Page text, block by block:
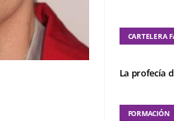
CARTELERA
La profecía
FORMACIÓN